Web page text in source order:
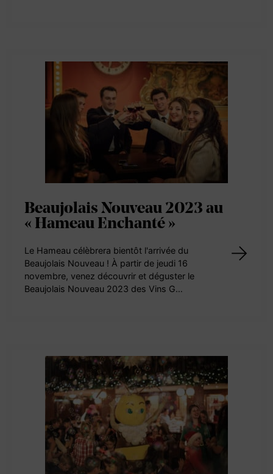
Beaujolais Nouveau 2023 au
« Hameau Enchanté »
Le Hameau célèbrera bientôt l'arrivée du
Beaujolais Nouveau ! À partir de jeudi 16
novembre, venez découvrir et déguster le
Beaujolais Nouveau 2023 des Vins G…